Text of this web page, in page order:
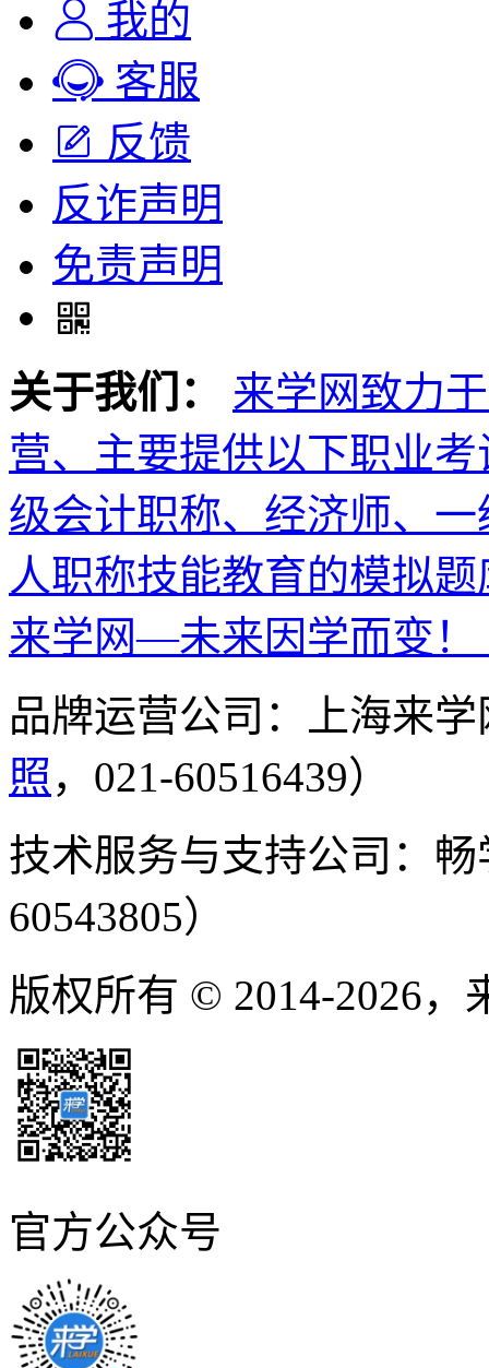
我的
客服
反馈
反诈声明
免责声明
关于我们：
来学网致力
营、主要提供以下职业
级会计职称、经济师、
人职称技能教育的模拟
来学网—未来因学而变！
品牌运营公司：上海来
照 ，021-60516439）
技术服务与支持公司：
60543805）
版权所有 © 2014-2026，
官方公众号